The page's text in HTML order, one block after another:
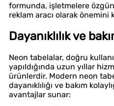
formunda, işletmelere
reklam aracı olarak önemini
Dayanıklılık ve
Neon tabelalar, doğru
yapıldığında uzun yıllar
ürünlerdir. Modern neon
dayanıklılığı ve bakım
avantajlar sunar: